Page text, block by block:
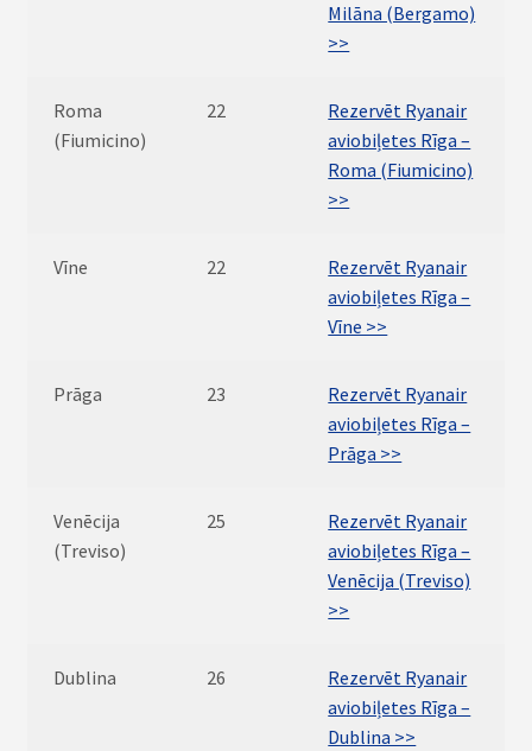
Milāna (Bergamo)
>>
Roma
(Fiumicino)
22
Rezervēt Ryanair
aviobiļetes Rīga –
Roma (Fiumicino)
>>
Vīne 22
Rezervēt Ryanair
aviobiļetes Rīga –
Vīne >>
Prāga 23
Rezervēt Ryanair
aviobiļetes Rīga –
Prāga >>
Venēcija
(Treviso)
25
Rezervēt Ryanair
aviobiļetes Rīga –
Venēcija (Treviso)
>>
Dublina 26
Rezervēt Ryanair
aviobiļetes Rīga –
Dublina >>